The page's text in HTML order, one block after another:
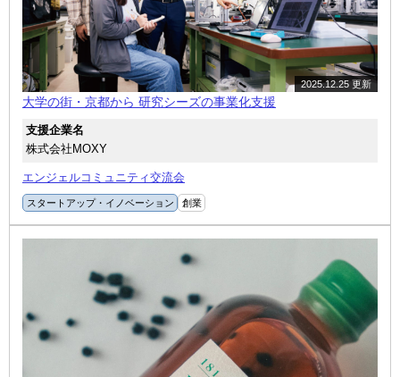
2025.12.25 更新
大学の街・京都から 研究シーズの事業化支援
支援企業名
株式会社MOXY
エンジェルコミュニティ交流会
スタートアップ・イノベーション 創業